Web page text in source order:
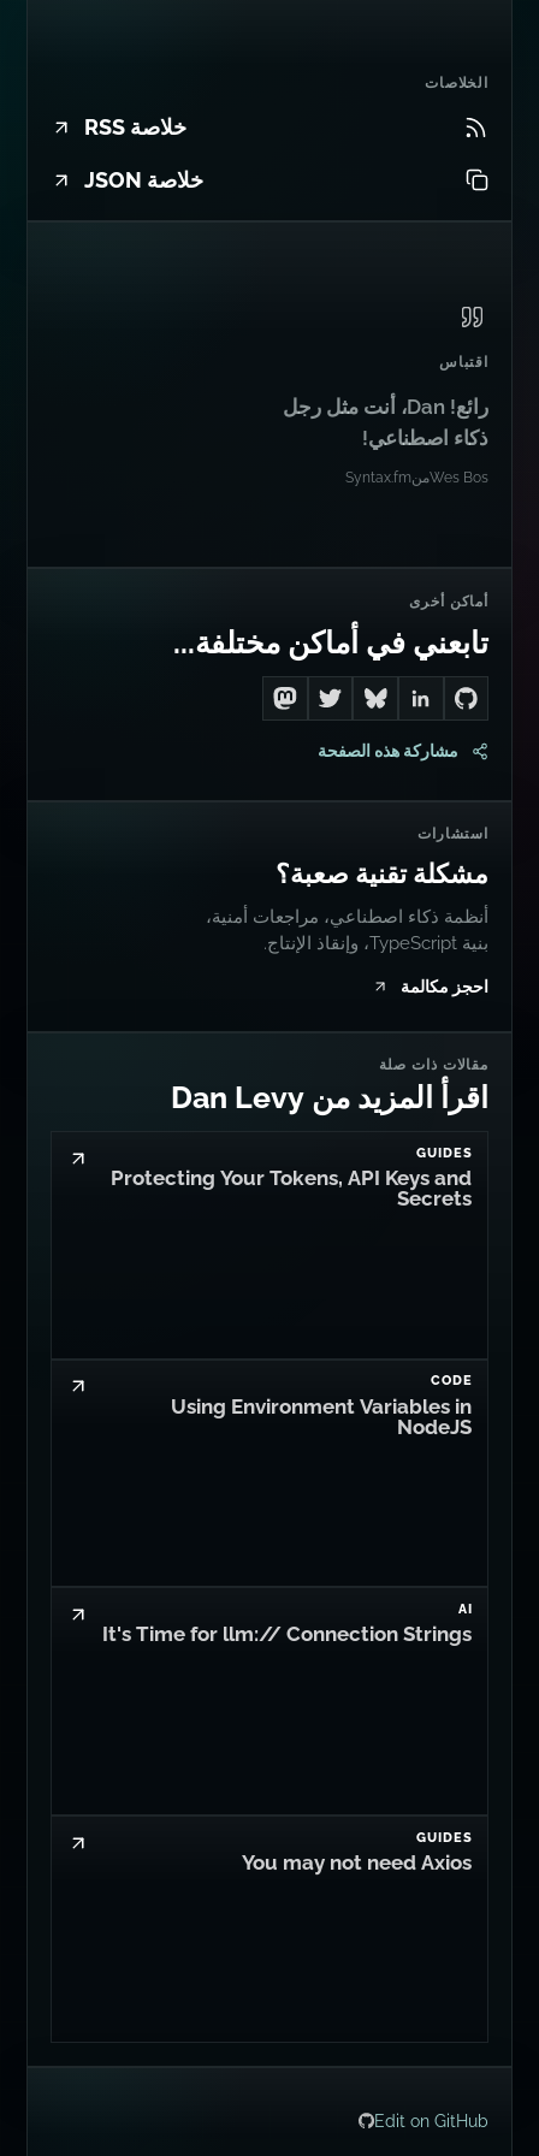
الخلاصات
خلاصة RSS
خلاصة JSON
اقتباس
رائع! Dan، أنت مثل رجل
ذكاء اصطناعي!
Wes BosمنSyntax.fm
أماكن أخرى
تابعني في أماكن مختلفة...
Go to Dan's GitHub
Connect with me on LinkedIn
Follow me on Bluesky
Follow me on Twitter
Follow me on Mastodon
مشاركة هذه الصفحة
استشارات
مشكلة تقنية صعبة؟
أنظمة ذكاء اصطناعي، مراجعات أمنية،
بنية TypeScript، وإنقاذ الإنتاج.
احجز مكالمة
مقالات ذات صلة
اقرأ المزيد من Dan Levy
GUIDES
Protecting Your Tokens, API Keys and
Secrets
CODE
Using Environment Variables in
NodeJS
AI
It's Time for llm:// Connection Strings
GUIDES
You may not need Axios
Edit on GitHub